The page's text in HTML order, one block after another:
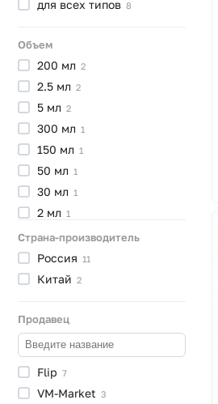
для всех типов 8
Объем
200 мл 2
2.5 мл 2
5 мл 2
300 мл 1
150 мл 1
50 мл 1
30 мл 1
2 мл 1
4.5 мл1
Страна-производитель
Россия 11
Китай 2
Продавец
Flip 7
VM-Market 3